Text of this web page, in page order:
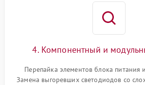
4. Компонентный и
Перепайка элементов блока питания
Замена выгоревших светодиодов со